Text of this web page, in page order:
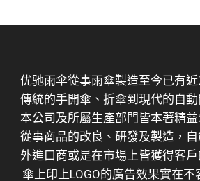
优驰雨伞從事雨傘製造至今已有
傳統的手開傘、折傘到現代的自動
本公司及所屬生產部門皆本著精
從事商品的改良、研發及製造，
外進口商或是在市場上皆獲得客
傘上印上LOGO的廣告效果實在